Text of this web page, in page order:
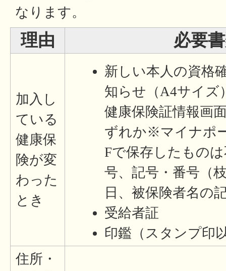
なります。
理由 必要
加入し
ている
健康保
険が変
わった
とき
新しい本人の資格
知らせ（A4サイズ
健康保険証情報画
ずれか※マイナポ
Fで保存したもの
号、記号・番号（
日、被保険者名の
受給者証
印鑑（スタンプ印
住所・